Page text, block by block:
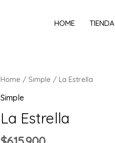
HOME TIENDA
Home / Simple / La Estrella
Simple
La Estrella